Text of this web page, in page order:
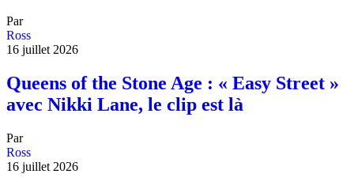
Par
Ross
16 juillet 2026
Queens of the Stone Age : « Easy Street »
avec Nikki Lane, le clip est là
Par
Ross
16 juillet 2026